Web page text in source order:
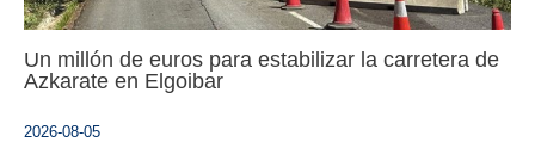
Un millón de euros para estabilizar la carretera de
Azkarate en Elgoibar
2026-08-05